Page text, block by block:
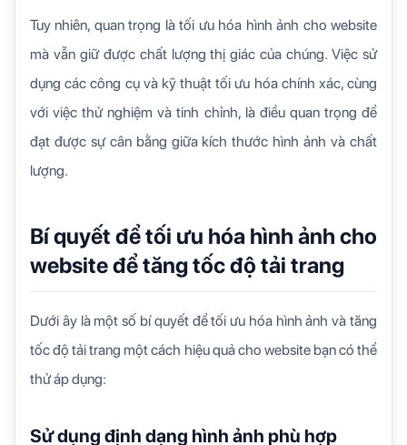
Tuy nhiên, quan trọng là tối ưu hóa hình ảnh cho website
mà vẫn giữ được chất lượng thị giác của chúng. Việc sử
dụng các công cụ và kỹ thuật tối ưu hóa chính xác, cùng
với việc thử nghiệm và tinh chỉnh, là điều quan trọng để
đạt được sự cân bằng giữa kích thước hình ảnh và chất
lượng.
Bí quyết để tối ưu hóa hình ảnh cho
website để tăng tốc độ tải trang
Dưới ây là một số bí quyết để tối ưu hóa hình ảnh và tăng
tốc độ tải trang một cách hiệu quả cho website bạn có thể
thử áp dụng:
Sử dụng định dạng hình ảnh phù hợp